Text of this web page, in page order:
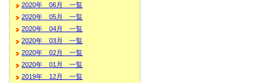
2020年 06月 一覧
2020年 05月 一覧
2020年 04月 一覧
2020年 03月 一覧
2020年 02月 一覧
2020年 01月 一覧
2019年 12月 一覧